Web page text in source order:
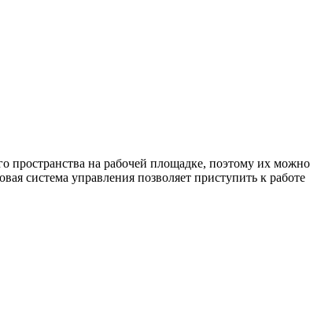
пространства на рабочей площадке, поэтому их можно
система управления позволяет приступить к работе